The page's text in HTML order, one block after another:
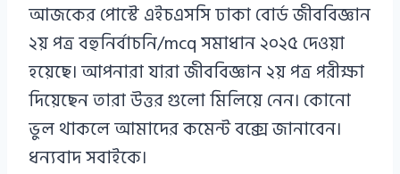
আজকের পোস্টে এইচএসসি ঢাকা বোর্ড জীববিজ্ঞান
২য় পত্র বহুনির্বাচনি/mcq সমাধান ২০২৫ দেওয়া
হয়েছে। আপনারা যারা জীববিজ্ঞান ২য় পত্র পরীক্ষা
দিয়েছেন তারা উত্তর গুলো মিলিয়ে নেন। কোনো
ভুল থাকলে আমাদের কমেন্ট বক্সে জানাবেন।
ধন্যবাদ সবাইকে।